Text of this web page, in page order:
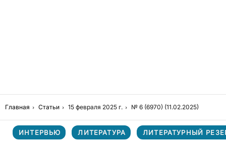
Главная Статьи 15 февраля 2025 г. № 6 (6970) (11.02.2025)
ИНТЕРВЬЮ ЛИТЕРАТУРА ЛИТЕРАТУРНЫЙ